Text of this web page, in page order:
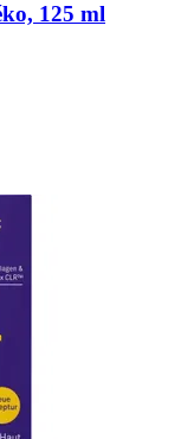
125 ml